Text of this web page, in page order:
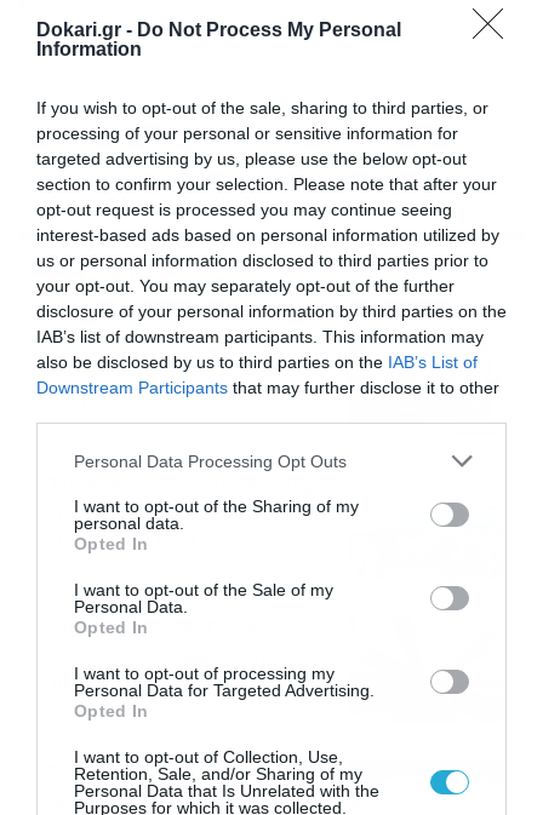
Dokari.gr - Do Not Process My Personal
Information
If you wish to opt-out of the sale, sharing to third parties, or
processing of your personal or sensitive information for
targeted advertising by us, please use the below opt-out
section to confirm your selection. Please note that after your
opt-out request is processed you may continue seeing
interest-based ads based on personal information utilized by
us or personal information disclosed to third parties prior to
your opt-out. You may separately opt-out of the further
disclosure of your personal information by third parties on the
IAB’s list of downstream participants. This information may
also be disclosed by us to third parties on the IAB’s List of
Downstream Participants that may further disclose it to other
Please note that this website/app uses one or more Google
not limited to your visit or usage behaviour. You may click to
grant or deny consent to Google and its third-party tags to
use your data for below specified purposes in below Google
consent section.
Personal Data Processing Opt Outs
I want to opt-out of the Sharing of my
personal data.
Opted In
I want to opt-out of the Sale of my
Personal Data.
Opted In
I want to opt-out of processing my
Personal Data for Targeted Advertising.
Opted In
I want to opt-out of Collection, Use,
Retention, Sale, and/or Sharing of my
Personal Data that Is Unrelated with the
Purposes for which it was collected.
ΜΑΡΚΟΣ ΜΑΡΑΓΚΟΥΔΑΚΗΣ
ΡΑΤΣΙΣΜΟΣ ΝΤΑΝΙ ΑΛΒΕΣ
Ροή Ειδήσεων
Καιρός 6-8: Ανεβαίνει η
θερμοκρασία, 40άρια το
Σαββατοκύριακο… (vid)
06/08/2026 22:00
προσφορά* και ενισχυμένες
αποδόσεις από
Εορτολόγιο 6-8: Ποιοι
Πολλά…
06/08/2026
Το Release Athens
Festival 2026 άφησε τις